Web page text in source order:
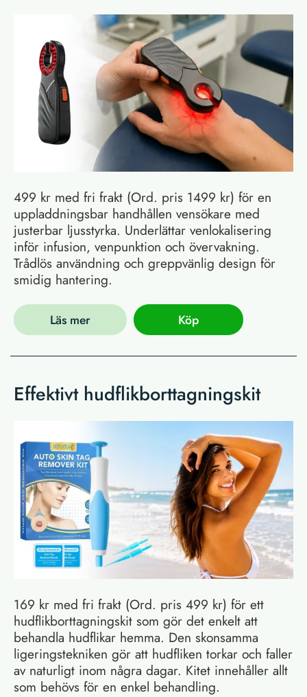
499 kr med fri frakt (Ord. pris 1499 kr) för en
uppladdningsbar handhållen vensökare med
justerbar ljusstyrka. Underlättar venlokalisering
inför infusion, venpunktion och övervakning.
Trådlös användning och greppvänlig design för
smidig hantering.
Läs mer Köp
Effektivt hudflikborttagningskit
169 kr med fri frakt (Ord. pris 499 kr) för ett
hudflikborttagningskit som gör det enkelt att
behandla hudflikar hemma. Den skonsamma
ligeringstekniken gör att hudfliken torkar och faller
av naturligt inom några dagar. Kitet innehåller allt
som behövs för en enkel behandling.